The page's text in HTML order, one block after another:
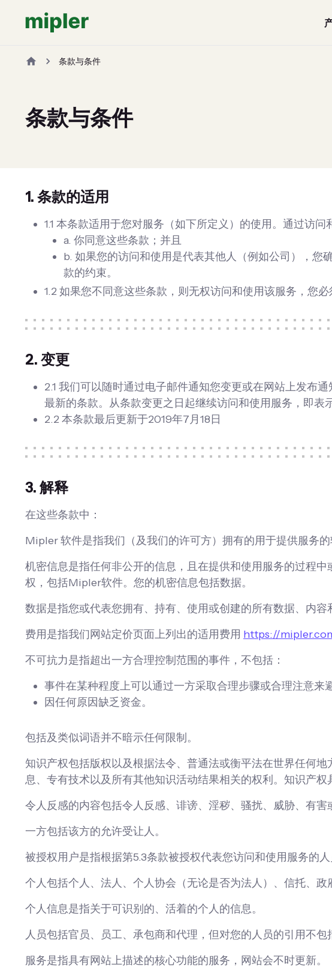
条款与条件
条款与条件
1. 条款的适用
1.1 本条款适用于您对服务（如下所定义）的使用。通过访问
a. 你同意这些条款；并且
b. 如果您的访问和使用是代表其他人（例如公司），
款的约束。
1.2 如果您不同意这些条款，则无权访问和使用该服务，您必
2. 变更
2.1 我们可以随时通过电子邮件通知您变更或在网站上发布
最新的条款。从条款变更之日起继续访问和使用服务，即表
2.2 本条款最后更新于2019年7月18日
3. 解释
在这些条款中：
Mipler 软件是指我们（及我们的许可方）拥有的用于提供服务的
机密信息是指任何非公开的信息，且在提供和使用服务的过程
权，包括Mipler软件。您的机密信息包括数据。
数据是指您或代表您拥有、持有、使用或创建的所有数据、内
费用是指我们网站定价页面上列出的适用费用 https://
不可抗力是指超出一方合理控制范围的事件，不包括：
事件在某种程度上可以通过一方采取合理步骤或合理注意来
因任何原因缺乏资金。
包括及类似词语并不暗示任何限制。
知识产权包括版权以及根据法令、普通法或衡平法在世界任何
息、专有技术以及所有其他知识活动结果相关的权利。知识产
令人反感的内容包括令人反感、诽谤、淫秽、骚扰、威胁、有害
一方包括该方的允许受让人。
被授权用户是指根据第5.3条款被授权代表您访问和使用服务的人
个人包括个人、法人、个人协会（无论是否为法人）、信托、政
个人信息是指关于可识别的、活着的个人的信息。
人员包括官员、员工、承包商和代理，但对您的人员的引用不包
服务是指具有网站上描述的核心功能的服务，网站会不时更新。